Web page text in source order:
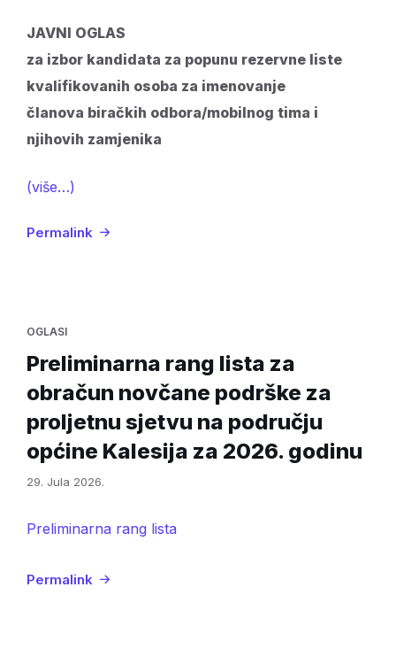
JAVNI OGLAS
za izbor kandidata za popunu rezervne liste
kvalifikovanih osoba za imenovanje
članova biračkih odbora/mobilnog tima i
njihovih zamjenika
(više…)
Permalink
OGLASI
Preliminarna rang lista za
obračun novčane podrške za
proljetnu sjetvu na području
općine Kalesija za 2026. godinu
29. Jula 2026.
Preliminarna rang lista
Permalink